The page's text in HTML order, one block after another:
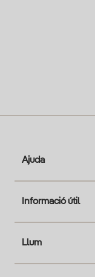
Ajuda
Informació útil
Llum